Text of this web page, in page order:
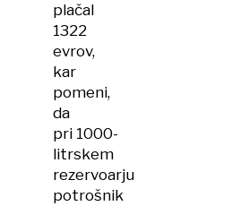
plačal
1322
evrov,
kar
pomeni,
da
pri 1000-
litrskem
rezervoarju
potrošnik